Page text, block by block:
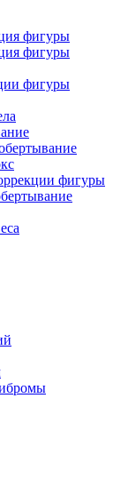
фигуры
фигуры
фигуры
фигуры